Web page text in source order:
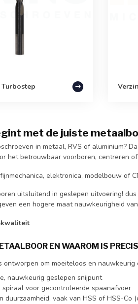
met de juiste
in metaal, RVS of aluminium?
het betrouwbaar voorboren, centreren
elektronica, modelbouw of
uitsluitend in geslepen uitvoering! dus
een hogere maat nauwkeurigheid
EN WAAROM IS
ontworpen om moeiteloos en
nauwkeurig geslepen snijpunt
spiraal voor gecontroleerde spaanafvoer
duurzaamheid, vaak van HSS of HSS-Co